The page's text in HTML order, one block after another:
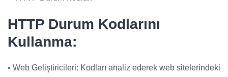
HTTP Durum Kodlarını
Kullanma:
• Web Geliştiricileri: Kodları analiz ederek web sitelerindeki